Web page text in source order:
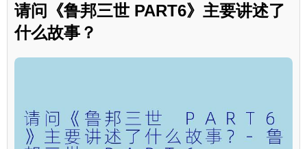
请问《鲁邦三世 PART6》主要讲述了
什么故事？